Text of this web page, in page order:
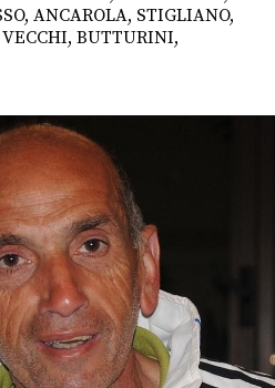
ANCAROLA, STIGLIANO,
VECCHI, BUTTURINI,